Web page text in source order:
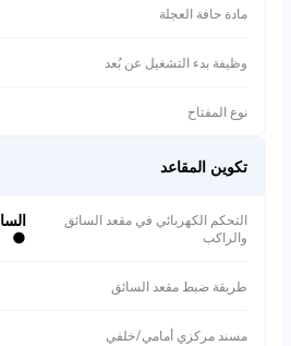
مادة حافة العجلة
وظيفة بدء التشغيل عن بُعد
نوع المفتاح
تكوين المقاعد
التحكم الكهربائي في مقعد السائق
والراكب
●
طريقة ضبط مقعد السائق
مسند مركزي أمامي/خلفي